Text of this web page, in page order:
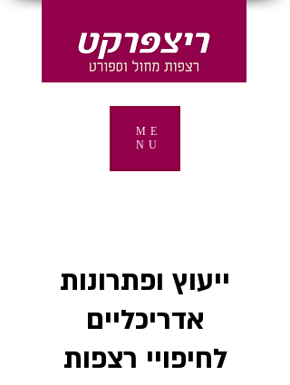
ME
NU
ייעוץ ופתרונות
אדריכליים
לחיפויי רצפות